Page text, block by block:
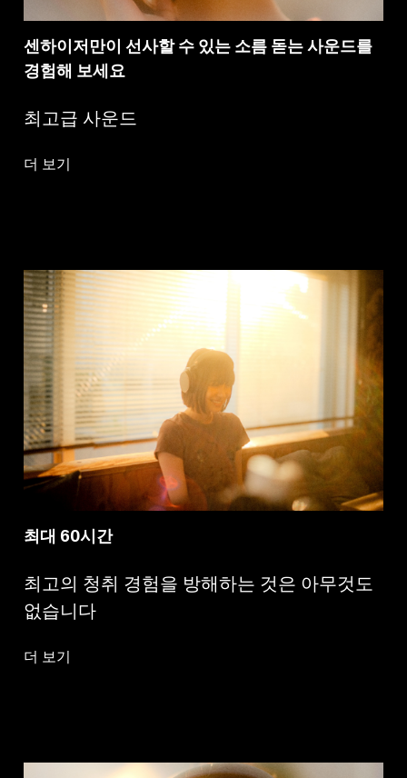
센하이저만이 선사할 수 있는 소름 돋는 사운드를
경험해 보세요
최고급 사운드
더 보기
최대 60시간
최고의 청취 경험을 방해하는 것은 아무것도
없습니다
더 보기